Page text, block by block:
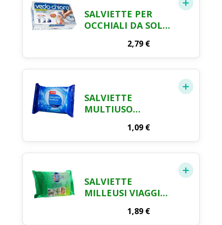
SALVIETTE PER
OCCHIALI DA SOLE
2,79 €
SALVIETTE
MULTIUSO
POCKET CRAI X 20
1,09 €
SALVIETTE
MILLEUSI VIAGGIO
SWIPPIES X 20
1,89 €